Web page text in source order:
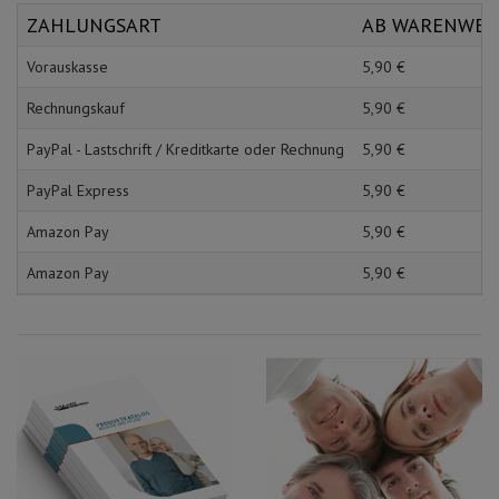
Ärmelschoner
Unterlagen und
ZAHLUNGSART AB
Vorauskasse 5,90 €
Rechnungskauf 5,90 €
PayPal - Lastschrift / Kreditkarte oder Rechnung 5,90 €
PayPal Express 5,90 €
Amazon Pay 5,90 €
Amazon Pay 5,90 €